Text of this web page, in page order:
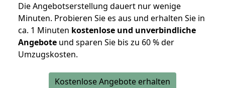
Die Angebotserstellung dauert nur wenige
Minuten. Probieren Sie es aus und erhalten Sie in
ca. 1 Minuten kostenlose und unverbindliche
Angebote und sparen Sie bis zu 60 % der
Umzugskosten.
Kostenlose Angebote erhalten